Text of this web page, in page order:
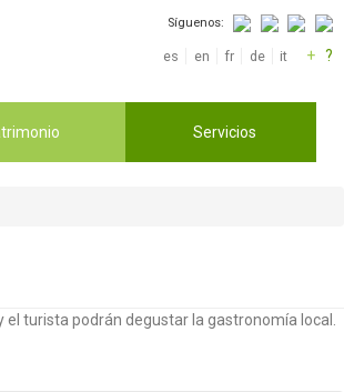
Síguenos:
es en fr de it + ?
Servicios
el turista podrán degustar la gastronomía local.